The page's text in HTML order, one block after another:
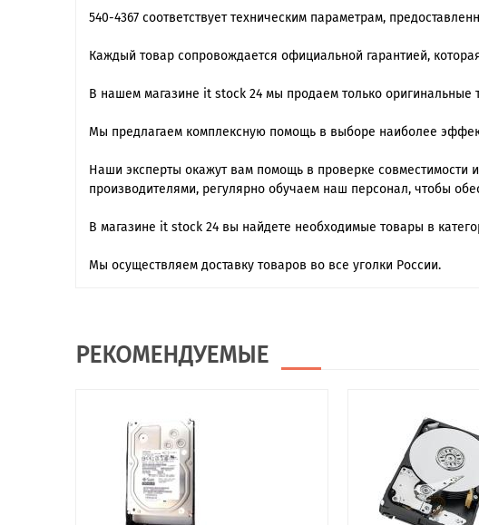
540-4367 cоответствует техническим параметрам,
Каждый товар сопровождается официальной гарантией,
В нашем магазине it stock 24 мы продаем только оригинальные
Мы предлагаем комплексную помощь в выборе наиболее
Наши эксперты окажут вам помощь в проверке
производителями, регулярно обучаем наш персонал, чтобы
В магазине it stock 24 вы найдете необходимые товары в
Мы осуществляем доставку товаров во все уголки России.
РЕКОМЕНДУЕМЫЕ